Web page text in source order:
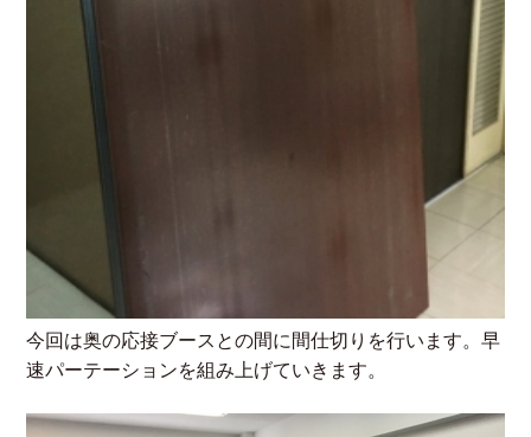
今回は奥の応接ブースとの間に間仕切りを行います。早
速パーテーションを組み上げていきます。